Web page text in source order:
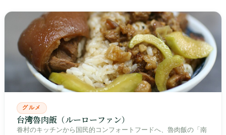
グルメ
台湾魯肉飯（ルーローファン）
眷村のキッチンから国民的コンフォートフードへ、魯肉飯の「南